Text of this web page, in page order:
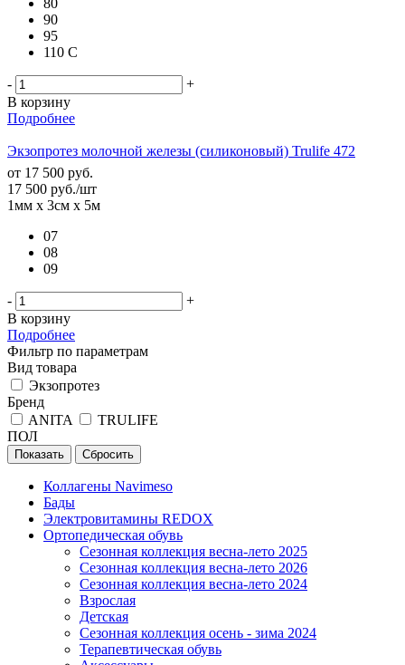
90
95
110 С
-
+
В корзину
Подробнее
Экзопротез молочной железы (силиконовый) Trulife 472
от 17 500 руб.
17 500 руб./шт
1мм х 3см х 5м
07
08
09
-
+
В корзину
Подробнее
Фильтр по параметрам
Вид товара
Экзопротез
Бренд
ANITA
TRULIFE
ПОЛ
Сбросить
Коллагены Navimeso
Бады
Электровитамины REDOX
Ортопедическая обувь
Сезонная коллекция весна-лето 2025
Сезонная коллекция весна-лето 2026
Сезонная коллекция весна-лето 2024
Взрослая
Детская
Сезонная коллекция осень - зима 2024
Терапевтическая обувь